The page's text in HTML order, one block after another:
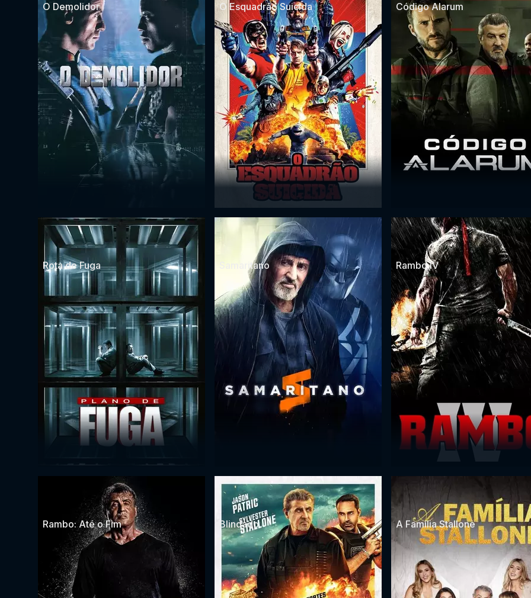
O Demolidor O Esquadrão Suicida Código Alarum
Rota de Fuga Samaritano Rambo IV
Rambo: Até o Fim Blindado A Família Stallone